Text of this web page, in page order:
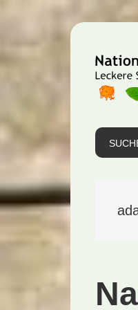
Hauptnavigation